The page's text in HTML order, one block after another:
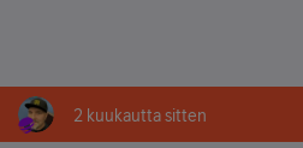
2 kuukautta sitten